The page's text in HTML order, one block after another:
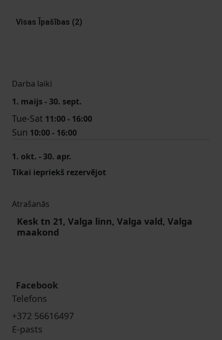
Visas Īpašības (2)
Darba laiki
1. maijs - 30. sept.
Tue-Sat 11:00 - 16:00
Sun 10:00 - 16:00
1. okt. - 30. apr.
Tikai iepriekš rezervējot
Atrašanās
Kesk tn 21, Valga linn, Valga vald, Valga
maakond
Facebook
Telefons
+372 56616497
E-pasts